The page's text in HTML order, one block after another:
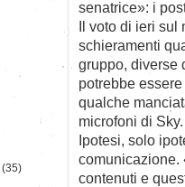
senatrice»: i
Il voto di ieri sul
schieramenti
gruppo, diverse
potrebbe
qualche
microfoni di Sky.
Ipotesi, solo
comunicazione.
contenuti e
(35)